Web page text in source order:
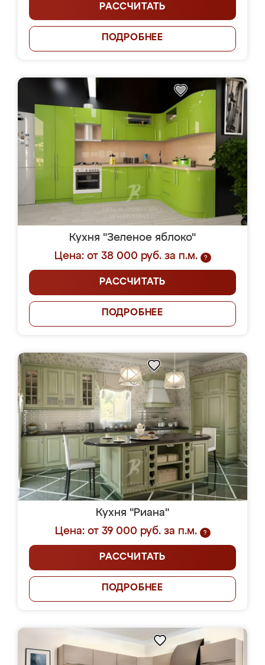
РАССЧИТАТЬ
ПОДРОБНЕЕ
Кухня "Зеленое яблоко"
Цена: от 38 000 руб. за п.м.
?
РАССЧИТАТЬ
ПОДРОБНЕЕ
Кухня "Риана"
Цена: от 39 000 руб. за п.м.
?
РАССЧИТАТЬ
ПОДРОБНЕЕ